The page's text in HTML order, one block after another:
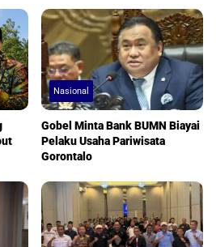
Nasional
Gobel Minta Bank BUMN Biayai
Pelaku Usaha Pariwisata
Gorontalo